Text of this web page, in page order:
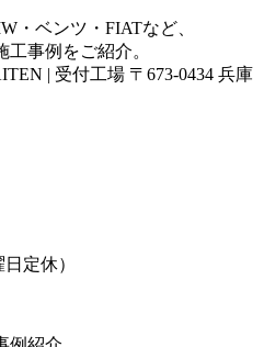
・ベンツ・FIATなど、
事例をご紹介。
| 受付工場 〒673-0434 兵庫
定休）